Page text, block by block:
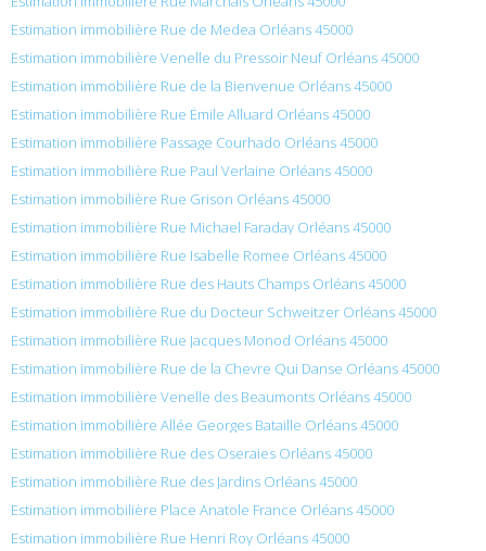
Estimation immobilière Rue de Medea Orléans 45000
Estimation immobilière Venelle du Pressoir Neuf Orléans 45000
Estimation immobilière Rue de la Bienvenue Orléans 45000
Estimation immobilière Rue Émile Alluard Orléans 45000
Estimation immobilière Passage Courhado Orléans 45000
Estimation immobilière Rue Paul Verlaine Orléans 45000
Estimation immobilière Rue Grison Orléans 45000
Estimation immobilière Rue Michael Faraday Orléans 45000
Estimation immobilière Rue Isabelle Romee Orléans 45000
Estimation immobilière Rue des Hauts Champs Orléans 45000
Estimation immobilière Rue du Docteur Schweitzer Orléans 45000
Estimation immobilière Rue Jacques Monod Orléans 45000
Estimation immobilière Rue de la Chevre Qui Danse Orléans 45000
Estimation immobilière Venelle des Beaumonts Orléans 45000
Estimation immobilière Allée Georges Bataille Orléans 45000
Estimation immobilière Rue des Oseraies Orléans 45000
Estimation immobilière Rue des Jardins Orléans 45000
Estimation immobilière Place Anatole France Orléans 45000
Estimation immobilière Rue Henri Roy Orléans 45000